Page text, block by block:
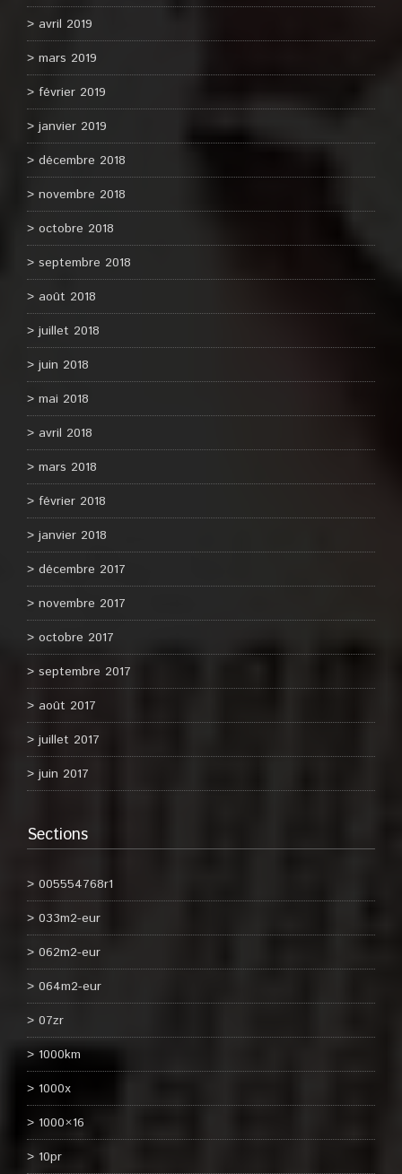
avril 2019
mars 2019
février 2019
janvier 2019
décembre 2018
novembre 2018
octobre 2018
septembre 2018
août 2018
juillet 2018
juin 2018
mai 2018
avril 2018
mars 2018
février 2018
janvier 2018
décembre 2017
novembre 2017
octobre 2017
septembre 2017
août 2017
juillet 2017
juin 2017
Sections
005554768r1
033m2-eur
062m2-eur
064m2-eur
07zr
1000km
1000x
1000×16
10pr